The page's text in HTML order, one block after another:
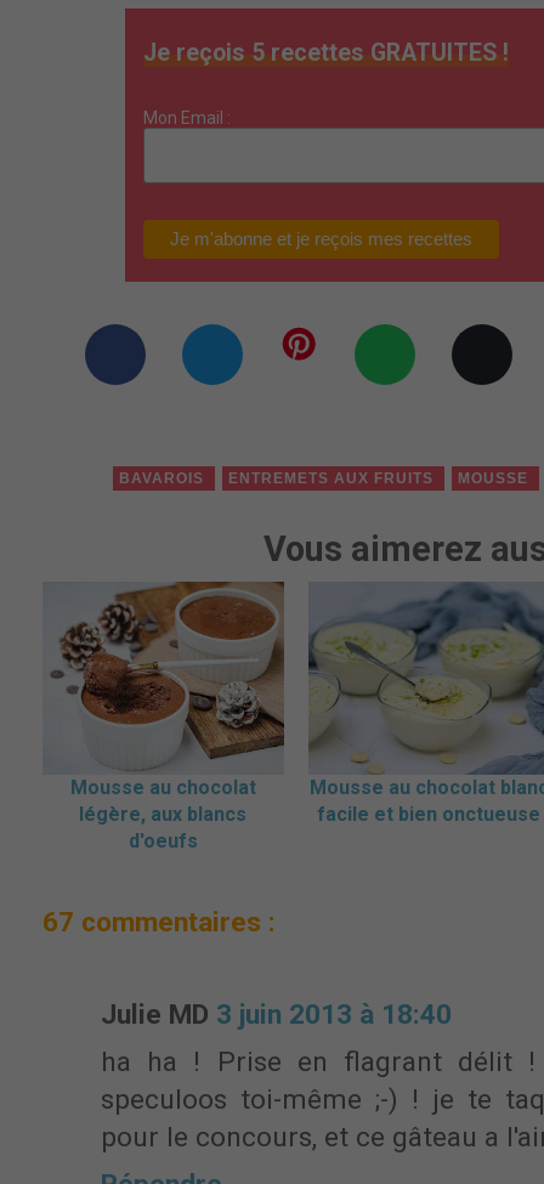
Je reçois 5 recettes GRATUITES !
Mon Email :
BAVAROIS ENTREMETS AUX FRUITS MOUSSE
Vous aimerez
Mousse au chocolat
légère, aux blancs
d'oeufs
Mousse au chocolat
facile et bien onctueuse
67 commentaires :
Julie MD 3 juin 2013 à 18:40
ha ha ! Prise en flagrant délit
speculoos toi-même ;-) ! je te
pour le concours, et ce gâteau a